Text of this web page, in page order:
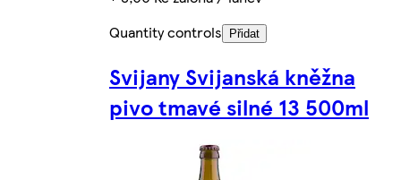
Quantity controls
Přidat
Svijany Svijanská kněžna
pivo tmavé silné 13 500ml